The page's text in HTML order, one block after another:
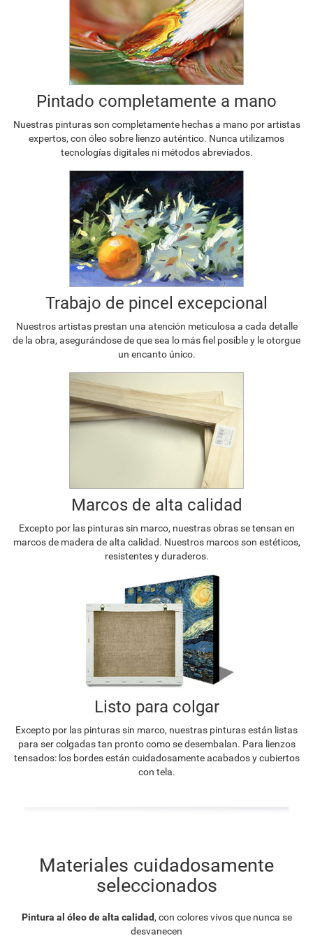
Pintado completamente a mano
Nuestras pinturas son completamente hechas a mano por artistas
expertos, con óleo sobre lienzo auténtico. Nunca utilizamos
tecnologías digitales ni métodos abreviados.
Trabajo de pincel excepcional
Nuestros artistas prestan una atención meticulosa a cada detalle
de la obra, asegurándose de que sea lo más fiel posible y le otorgue
un encanto único.
Marcos de alta calidad
Excepto por las pinturas sin marco, nuestras obras se tensan en
marcos de madera de alta calidad. Nuestros marcos son estéticos,
resistentes y duraderos.
Listo para colgar
Excepto por las pinturas sin marco, nuestras pinturas están listas
para ser colgadas tan pronto como se desembalan. Para lienzos
tensados: los bordes están cuidadosamente acabados y cubiertos
con tela.
Materiales cuidadosamente
seleccionados
Pintura al óleo de alta calidad, con colores vivos que nunca se
desvanecen